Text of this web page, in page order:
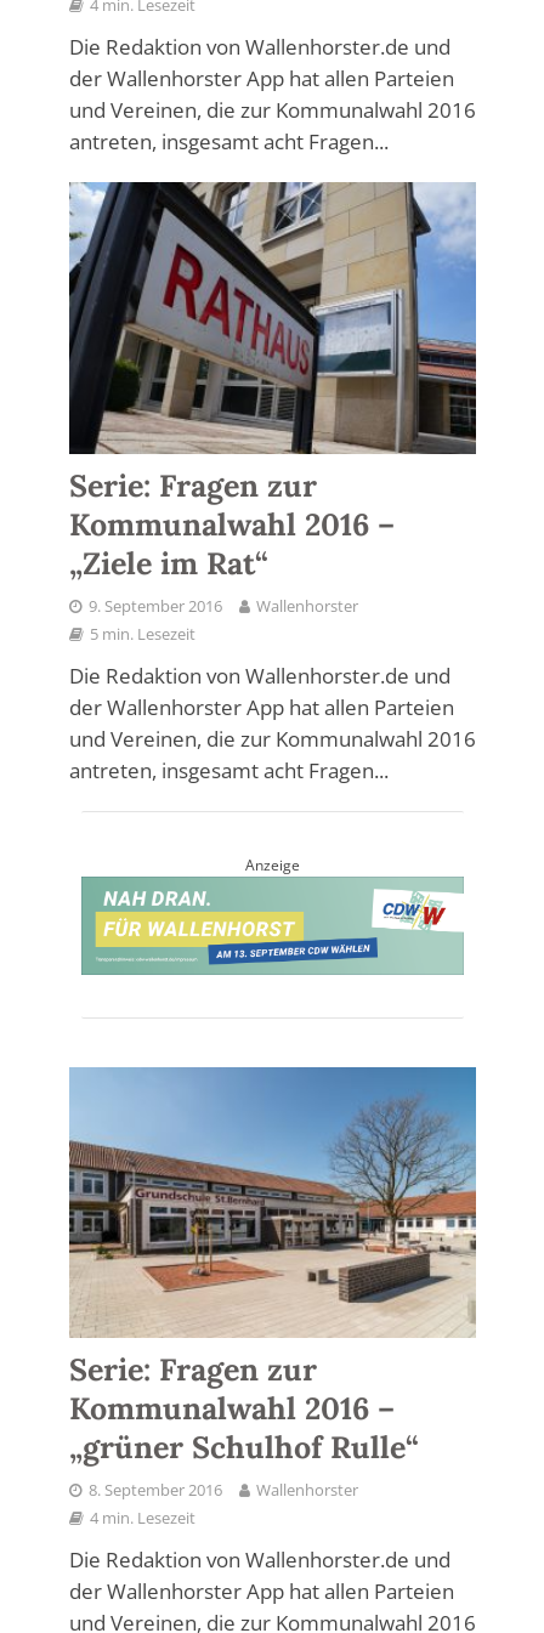
4 min. Lesezeit
Die Redaktion von Wallenhorster.de und
der Wallenhorster App hat allen Parteien
und Vereinen, die zur Kommunalwahl 2016
antreten, insgesamt acht Fragen...
Serie: Fragen zur
Kommunalwahl 2016 –
„Ziele im Rat“
9. September 2016
Wallenhorster
5 min. Lesezeit
Die Redaktion von Wallenhorster.de und
der Wallenhorster App hat allen Parteien
und Vereinen, die zur Kommunalwahl 2016
antreten, insgesamt acht Fragen...
Anzeige
Serie: Fragen zur
Kommunalwahl 2016 –
„grüner Schulhof Rulle“
8. September 2016
Wallenhorster
4 min. Lesezeit
Die Redaktion von Wallenhorster.de und
der Wallenhorster App hat allen Parteien
und Vereinen, die zur Kommunalwahl 2016